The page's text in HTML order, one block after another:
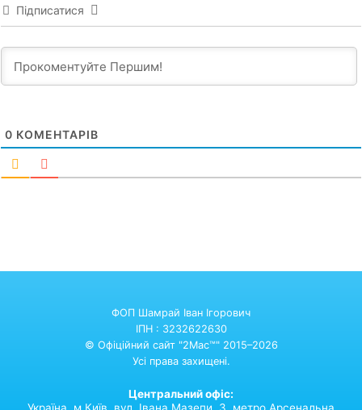
Підписатися
0 КОМЕНТАРІВ
ФОП Шамрай Іван Ігорович
ІПН : 3232622630
© Офіційний сайт "2Mac™" 2015–2026
Усі права захищені.
Центральний офіс:
Україна,
м.Київ, вул. Івана Мазепи, 3. метро Арсенальна